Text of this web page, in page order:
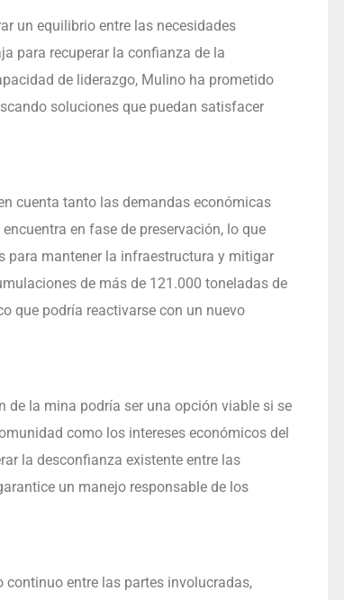
un equilibrio entre las necesidades
para recuperar la confianza de la
de liderazgo, Mulino ha prometido
soluciones que puedan satisfacer
cuenta tanto las demandas económicas
en fase de preservación, lo que
para mantener la infraestructura y mitigar
de más de 121.000 toneladas de
que podría reactivarse con un nuevo
la mina podría ser una opción viable si se
como los intereses económicos del
la desconfianza existente entre las
un manejo responsable de los
continuo entre las partes involucradas,